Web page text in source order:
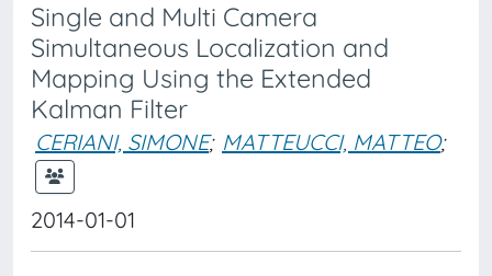
Single and Multi Camera
Simultaneous Localization and
Mapping Using the Extended
Kalman Filter
CERIANI, SIMONE; MATTEUCCI, MATTEO;
2014-01-01